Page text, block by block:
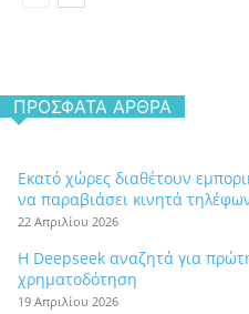
ΠΡΌΣΦΑΤΑ ΆΡΘΡΑ
Εκατό χώρες διαθέτουν
να παραβιάσει κινητά
22 Απριλίου 2026
Η Deepseek αναζητά για
χρηματοδότηση
19 Απριλίου 2026